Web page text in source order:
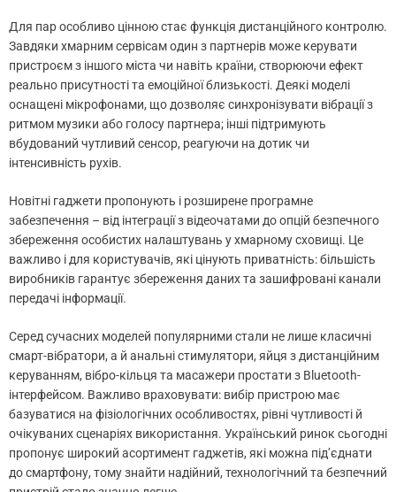
Для пар особливо цінною стає функція дистанційного контролю.
Завдяки хмарним сервісам один з партнерів може керувати
пристроєм з іншого міста чи навіть країни, створюючи ефект
реально присутності та емоційної близькості. Деякі моделі
оснащені мікрофонами, що дозволяє синхронізувати вібрації з
ритмом музики або голосу партнера; інші підтримують
вбудований чутливий сенсор, реагуючи на дотик чи
інтенсивність рухів.
Новітні гаджети пропонують і розширене програмне
забезпечення – від інтеграції з відеочатами до опцій безпечного
збереження особистих налаштувань у хмарному сховищі. Це
важливо і для користувачів, які цінують приватність: більшість
виробників гарантує збереження даних та зашифровані канали
передачі інформації.
Серед сучасних моделей популярними стали не лише класичні
смарт-вібратори, а й анальні стимулятори, яйця з дистанційним
керуванням, вібро-кільця та масажери простати з Bluetooth-
інтерфейсом. Важливо враховувати: вибір пристрою має
базуватися на фізіологічних особливостях, рівні чутливості й
очікуваних сценаріях використання. Український ринок сьогодні
пропонує широкий асортимент гаджетів, які можна під’єднати
до смартфону, тому знайти надійний, технологічний та безпечний